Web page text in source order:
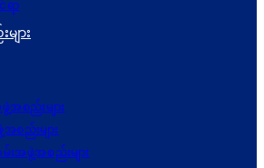
ာ
ား
စည်းများ
စည်းများ
းအဖွဲ့အစည်းများ